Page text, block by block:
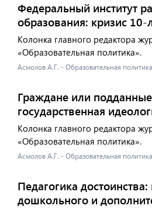
Федеральный институт
образования: кризис 10-
Колонка главного редактора
«Образовательная политика».
Асмолов А.Г. - Образовательная
Граждане или
государственная
Колонка главного редактора
«Образовательная политика».
Асмолов А.Г. - Образовательная
Педагогика
дошкольного и